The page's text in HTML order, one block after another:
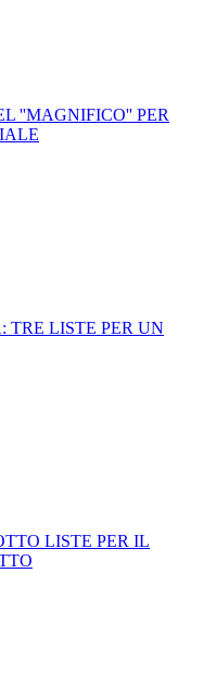
''MAGNIFICO'' PER
TRE LISTE PER UN
LISTE PER IL